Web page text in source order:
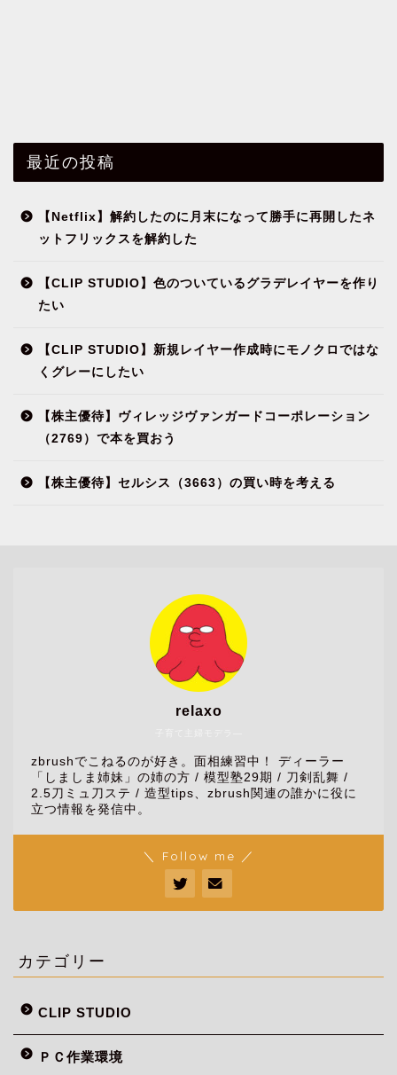
最近の投稿
【Netflix】解約したのに月末になって勝手に再開したネ
ットフリックスを解約した
【CLIP STUDIO】色のついているグラデレイヤーを作り
たい
【CLIP STUDIO】新規レイヤー作成時にモノクロではな
くグレーにしたい
【株主優待】ヴィレッジヴァンガードコーポレーション
（2769）で本を買おう
【株主優待】セルシス（3663）の買い時を考える
relaxo
zbrushでこねるのが好き。面相練習中！ ディーラー
「しましま姉妹」の姉の方 / 模型塾29期 / 刀剣乱舞 /
2.5刀ミュ刀ステ / 造型tips、zbrush関連の誰かに役に
立つ情報を発信中。
＼ Follow me ／
カテゴリー
CLIP STUDIO
ＰＣ作業環境